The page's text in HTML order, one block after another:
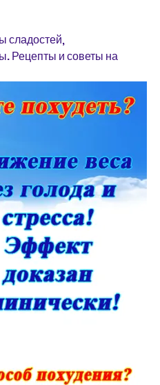
сладостей,
Рецепты и советы на